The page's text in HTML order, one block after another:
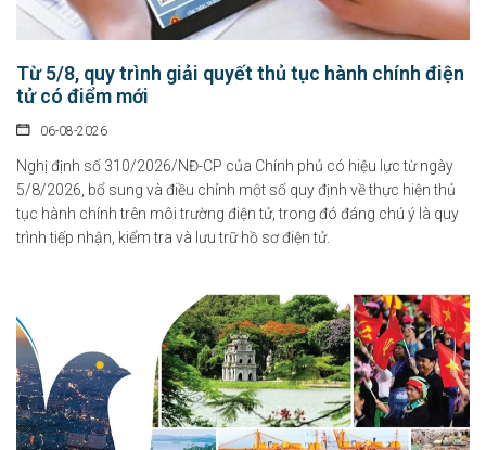
Từ 5/8, quy trình giải quyết thủ tục hành chính điện
tử có điểm mới
06-08-2026
Nghị định số 310/2026/NĐ-CP của Chính phủ có hiệu lực từ ngày
5/8/2026, bổ sung và điều chỉnh một số quy định về thực hiện thủ
tục hành chính trên môi trường điện tử, trong đó đáng chú ý là quy
trình tiếp nhận, kiểm tra và lưu trữ hồ sơ điện tử.